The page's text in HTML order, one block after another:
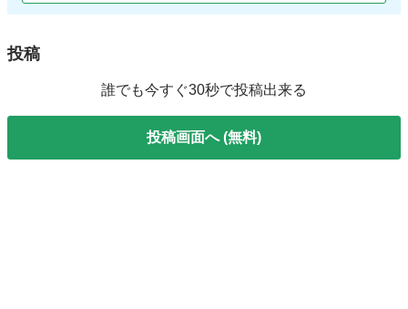
投稿
誰でも今すぐ30秒で投稿出来る
投稿画面へ (無料)